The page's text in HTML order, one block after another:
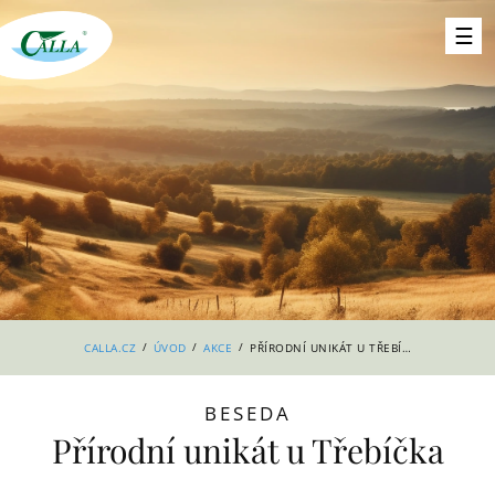
CALLA.CZ / ÚVOD / AKCE / PŘÍRODNÍ UNIKÁT U TŘEBÍČKA
BESEDA
Přírodní unikát u Třebíčka